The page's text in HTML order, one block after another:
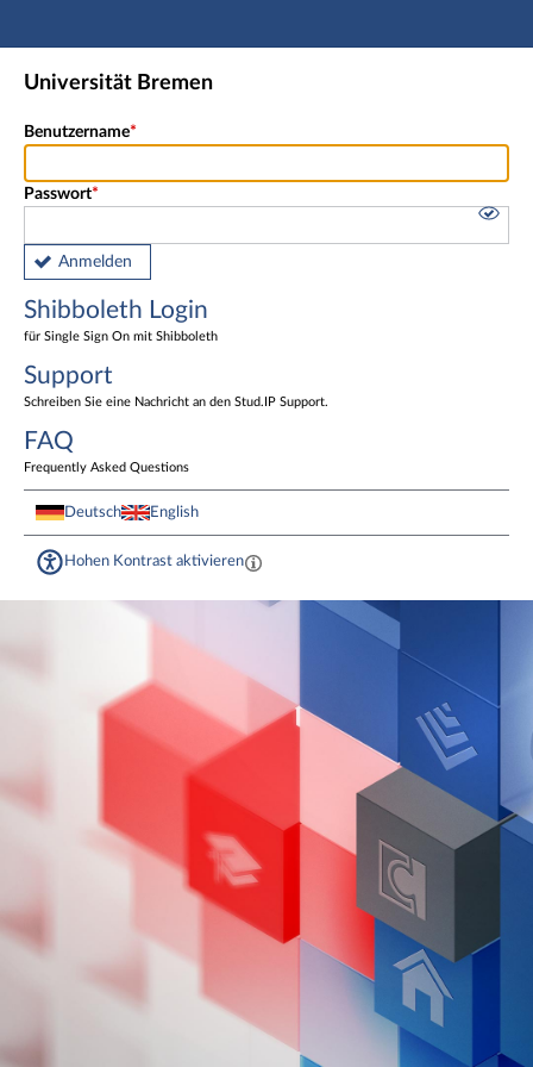
Hauptnavigation
Shibboleth Login
Universität Bremen
Benutzername
Passwort
Anmelden
Shibboleth Login
für Single Sign On mit Shibboleth
Support
Schreiben Sie eine Nachricht an den Stud.IP Support.
FAQ
Frequently Asked Questions
Deutsch English
Hohen Kontrast aktivieren